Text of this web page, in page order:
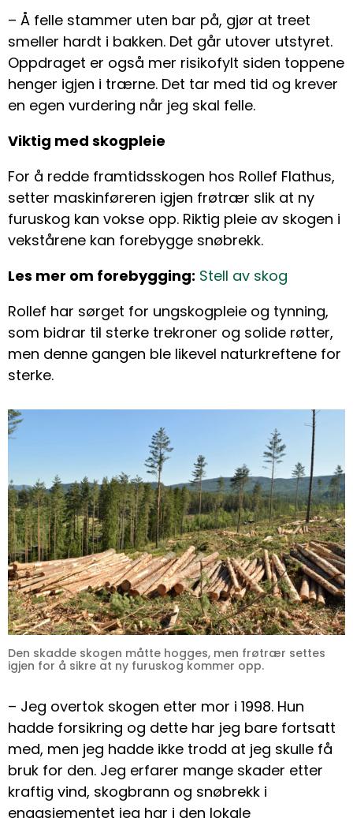
– Å felle stammer uten bar på, gjør at treet
smeller hardt i bakken. Det går utover utstyret.
Oppdraget er også mer risikofylt siden toppene
henger igjen i trærne. Det tar med tid og krever
en egen vurdering når jeg skal felle.
Viktig med skogpleie
For å redde framtidsskogen hos Rollef Flathus,
setter maskinføreren igjen frøtrær slik at ny
furuskog kan vokse opp. Riktig pleie av skogen i
vekstårene kan forebygge snøbrekk.
Les mer om forebygging: Stell av skog
Rollef har sørget for ungskogpleie og tynning,
som bidrar til sterke trekroner og solide røtter,
men denne gangen ble likevel naturkreftene for
sterke.
Den skadde skogen måtte hogges, men frøtrær settes
igjen for å sikre at ny furuskog kommer opp.
– Jeg overtok skogen etter mor i 1998. Hun
hadde forsikring og dette har jeg bare fortsatt
med, men jeg hadde ikke trodd at jeg skulle få
bruk for den. Jeg erfarer mange skader etter
kraftig vind, skogbrann og snøbrekk i
engasjementet jeg har i den lokale